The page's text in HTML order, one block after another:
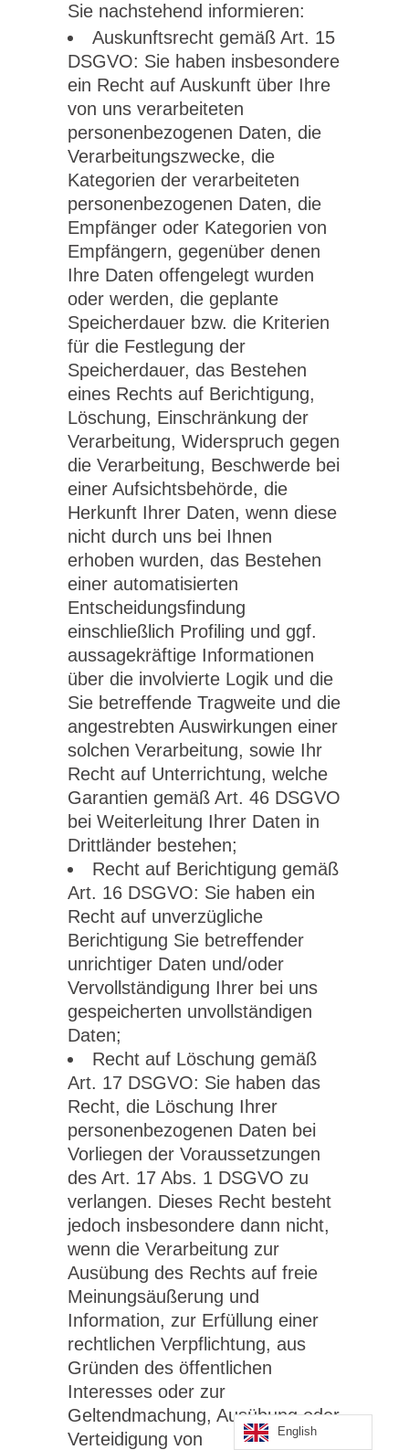
Sie nachstehend informieren:
Auskunftsrecht gemäß Art. 15
DSGVO: Sie haben insbesondere
ein Recht auf Auskunft über Ihre
von uns verarbeiteten
personenbezogenen Daten, die
Verarbeitungszwecke, die
Kategorien der verarbeiteten
personenbezogenen Daten, die
Empfänger oder Kategorien von
Empfängern, gegenüber denen
Ihre Daten offengelegt wurden
oder werden, die geplante
Speicherdauer bzw. die Kriterien
für die Festlegung der
Speicherdauer, das Bestehen
eines Rechts auf Berichtigung,
Löschung, Einschränkung der
Verarbeitung, Widerspruch gegen
die Verarbeitung, Beschwerde bei
einer Aufsichtsbehörde, die
Herkunft Ihrer Daten, wenn diese
nicht durch uns bei Ihnen
erhoben wurden, das Bestehen
einer automatisierten
Entscheidungsfindung
einschließlich Profiling und ggf.
aussagekräftige Informationen
über die involvierte Logik und die
Sie betreffende Tragweite und die
angestrebten Auswirkungen einer
solchen Verarbeitung, sowie Ihr
Recht auf Unterrichtung, welche
Garantien gemäß Art. 46 DSGVO
bei Weiterleitung Ihrer Daten in
Drittländer bestehen;
Recht auf Berichtigung gemäß
Art. 16 DSGVO: Sie haben ein
Recht auf unverzügliche
Berichtigung Sie betreffender
unrichtiger Daten und/oder
Vervollständigung Ihrer bei uns
gespeicherten unvollständigen
Daten;
Recht auf Löschung gemäß
Art. 17 DSGVO: Sie haben das
Recht, die Löschung Ihrer
personenbezogenen Daten bei
Vorliegen der Voraussetzungen
des Art. 17 Abs. 1 DSGVO zu
verlangen. Dieses Recht besteht
jedoch insbesondere dann nicht,
wenn die Verarbeitung zur
Ausübung des Rechts auf freie
Meinungsäußerung und
Information, zur Erfüllung einer
rechtlichen Verpflichtung, aus
Gründen des öffentlichen
Interesses oder zur
Geltendmachung, Ausübung oder
Verteidigung von
English